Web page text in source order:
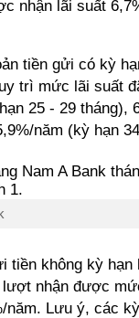
nhận lãi suất
tiền gửi có kỳ
trì mức lãi suất
25 - 29 tháng),
năm (kỳ hạn
tiền không kỳ hạn
lượt nhận được
năm. Lưu ý, các